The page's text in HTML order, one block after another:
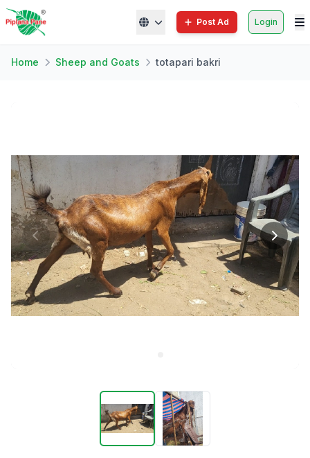
Post Ad Login
Home Sheep and Goats totapari bakri